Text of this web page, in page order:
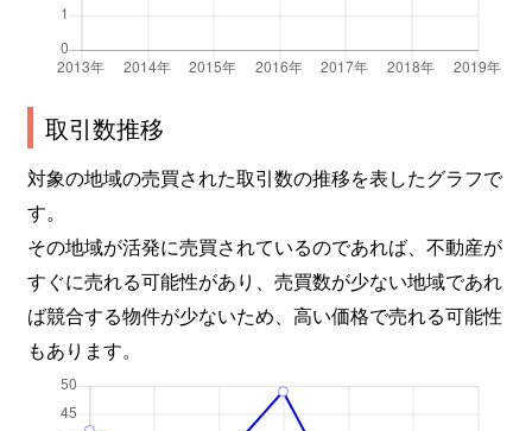
取引数推移
対象の地域の売買された取引数の推移を表したグラフで
す。
その地域が活発に売買されているのであれば、不動産が
すぐに売れる可能性があり、売買数が少ない地域であれ
ば競合する物件が少ないため、高い価格で売れる可能性
もあります。